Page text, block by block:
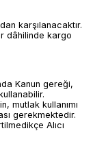
karşılanacaktır.
dâhilinde kargo
Kanun gereği,
mutlak kullanımı
gerekmektedir.
Alıcı